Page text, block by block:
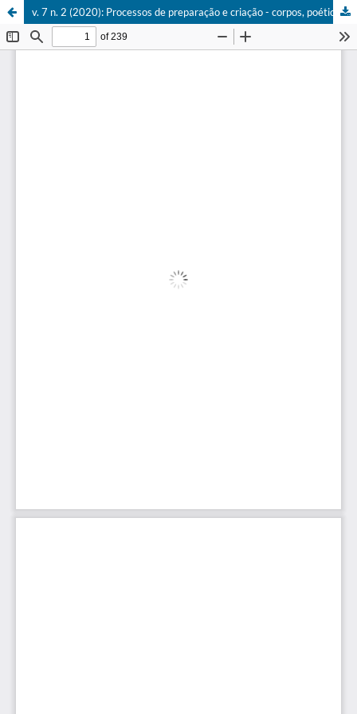
v. 7 n. 2 (2020): Processos de preparação e criação - corpos, poéticas, memórias e políticas.